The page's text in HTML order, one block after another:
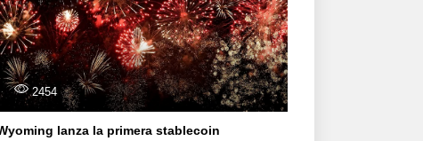
2454
lanza la primera stablecoin